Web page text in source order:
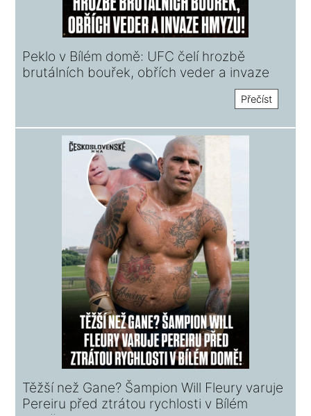
Peklo v Bílém domě: UFC čelí hrozbě
brutálních bouřek, obřích veder a invaze
Přečíst
Těžší než Gane? Šampion Will Fleury varuje
Pereiru před ztrátou rychlosti v Bílém